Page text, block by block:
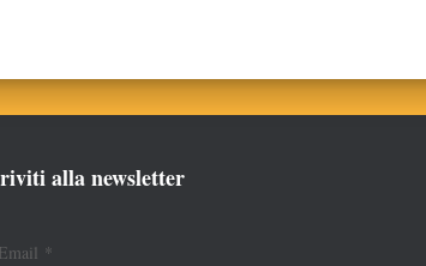
alla newsletter
Email *